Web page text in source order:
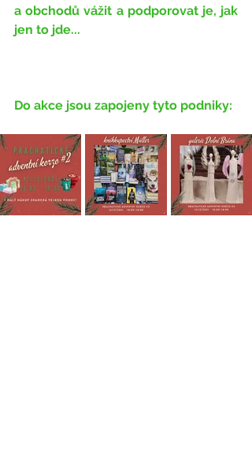
a obchodů vážit a podporovat je, jak
jen to jde...
Do akce jsou zapojeny tyto podniky: